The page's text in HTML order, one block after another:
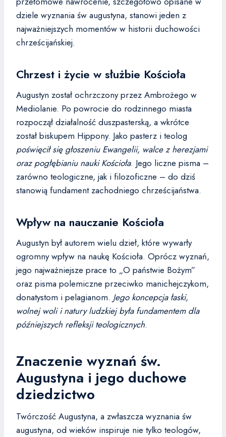
dziele wyznania św augustyna, stanowi jeden z
najważniejszych momentów w historii duchowości
chrześcijańskiej.
Chrzest i życie w służbie Kościoła
Augustyn został ochrzczony przez Ambrożego w
Mediolanie. Po powrocie do rodzinnego miasta
rozpoczął działalność duszpasterską, a wkrótce
został biskupem Hippony. Jako pasterz i teolog
poświęcił się głoszeniu Ewangelii, walce z herezjami
oraz pogłębianiu nauki Kościoła. Jego liczne pisma –
zarówno teologiczne, jak i filozoficzne – do dziś
stanowią fundament zachodniego chrześcijaństwa.
Wpływ na nauczanie Kościoła
Augustyn był autorem wielu dzieł, które wywarły
ogromny wpływ na naukę Kościoła. Oprócz wyznań,
jego najważniejsze prace to „O państwie Bożym”
oraz pisma polemiczne przeciwko manichejczykom,
donatystom i pelagianom. Jego koncepcja łaski,
wolnej woli i natury ludzkiej była fundamentem dla
późniejszych refleksji teologicznych.
Znaczenie wyznań św.
Augustyna i jego duchowe
dziedzictwo
Twórczość Augustyna, a zwłaszcza wyznania św
augustyna, od wieków inspiruje nie tylko teologów,